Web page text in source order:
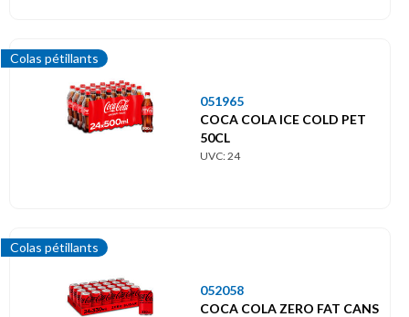
Colas pétillants
051965
COCA COLA ICE COLD PET
50CL
UVC: 24
Colas pétillants
052058
COCA COLA ZERO FAT CANS